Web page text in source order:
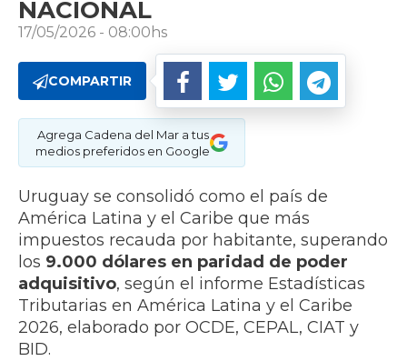
NACIONAL
17/05/2026 - 08:00hs
COMPARTIR
Agrega Cadena del Mar a tus
medios preferidos en Google
Uruguay se consolidó como el país de
América Latina y el Caribe que más
impuestos recauda por habitante, superando
los 9.000 dólares en paridad de poder
adquisitivo, según el informe Estadísticas
Tributarias en América Latina y el Caribe
2026, elaborado por OCDE, CEPAL, CIAT y
BID.